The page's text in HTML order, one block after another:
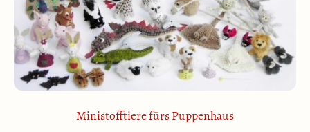
Ministofftiere fürs Puppenhaus